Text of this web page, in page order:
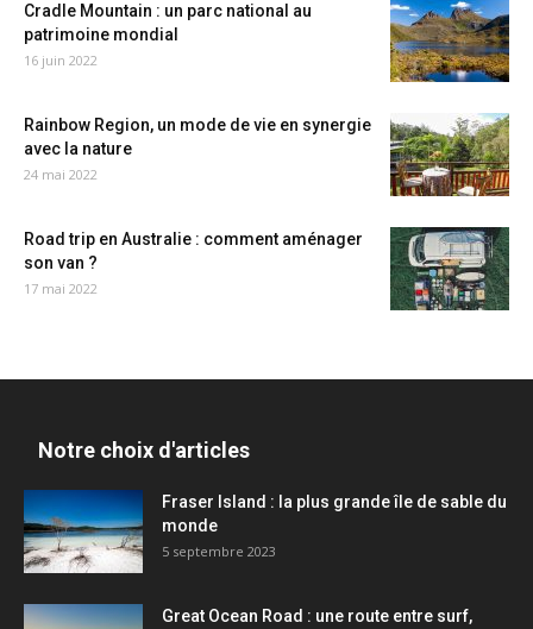
Cradle Mountain : un parc national au
patrimoine mondial
16 juin 2022
Rainbow Region, un mode de vie en synergie
avec la nature
24 mai 2022
Road trip en Australie : comment aménager
son van ?
17 mai 2022
Notre choix d'articles
Fraser Island : la plus grande île de sable du
monde
5 septembre 2023
Great Ocean Road : une route entre surf,